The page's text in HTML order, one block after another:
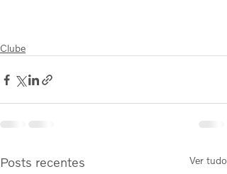
Clube
Posts recentes Ver tudo